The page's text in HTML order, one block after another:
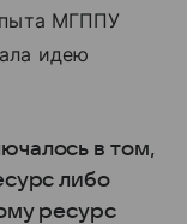
МГППУ
идею
в том,
либо
ресурс